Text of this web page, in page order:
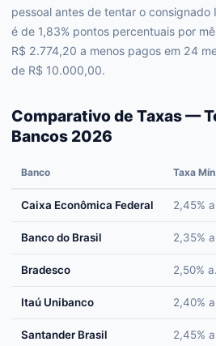
pessoal antes de tentar o consignado
é de 1,83% pontos percentuais por
R$ 2.774,20 a menos pagos em 24
de R$ 10.000,00.
Comparativo de Taxas —
Bancos 2026
Banco Taxa
Caixa Econômica Federal 2,45%
Banco do Brasil 2,35%
Bradesco 2,50%
Itaú Unibanco 2,40%
Santander Brasil 2,45%